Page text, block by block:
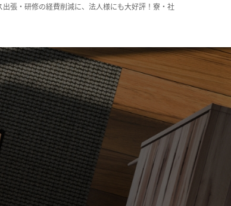
張・研修の経費削減に、法人様にも大好評！寮・社